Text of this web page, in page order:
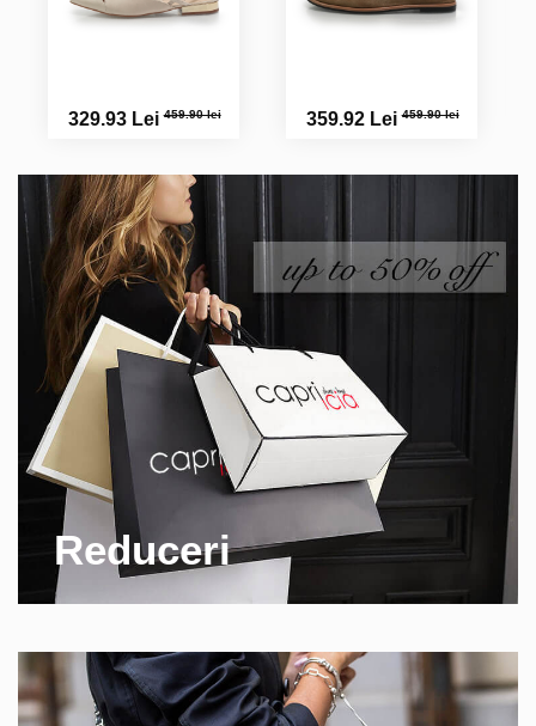
329.93 Lei459.90 lei 359.92 Lei459.90 lei
Reduceri